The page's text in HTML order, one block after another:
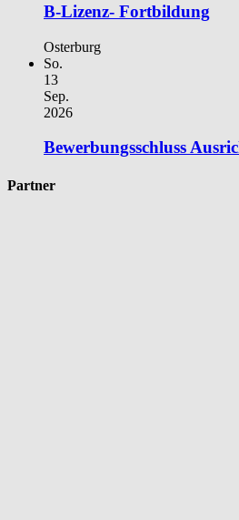
B-Lizenz- Fortbildung
Osterburg
So.
13
Sep.
2026
Bewerbungsschluss
Partner